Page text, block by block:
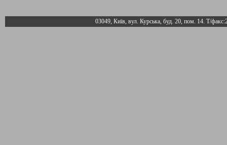
03049, Київ, вул. Курська, буд. 20, пом. 14. Т/